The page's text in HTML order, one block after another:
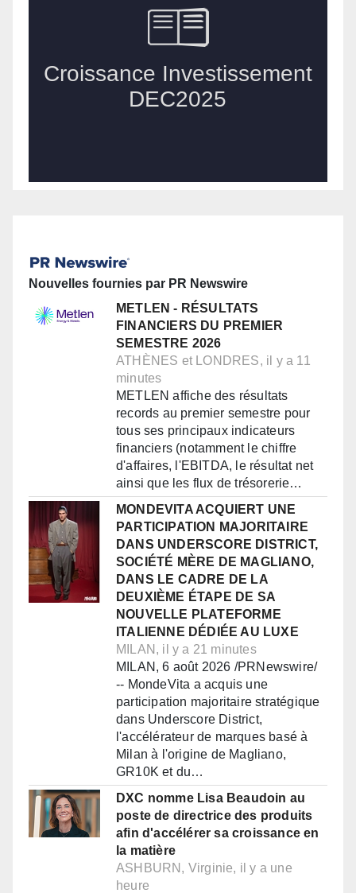
Nouvelles fournies par PR Newswire
METLEN - RÉSULTATS
FINANCIERS DU PREMIER
SEMESTRE 2026
ATHÈNES et LONDRES, il y a 11
minutes
METLEN affiche des résultats
records au premier semestre pour
tous ses principaux indicateurs
financiers (notamment le chiffre
d'affaires, l'EBITDA, le résultat net
ainsi que les flux de trésorerie…
MONDEVITA ACQUIERT UNE
PARTICIPATION MAJORITAIRE
DANS UNDERSCORE DISTRICT,
SOCIÉTÉ MÈRE DE MAGLIANO,
DANS LE CADRE DE LA
DEUXIÈME ÉTAPE DE SA
NOUVELLE PLATEFORME
ITALIENNE DÉDIÉE AU LUXE
MILAN, il y a 21 minutes
MILAN, 6 août 2026 /PRNewswire/
-- MondeVita a acquis une
participation majoritaire stratégique
dans Underscore District,
l'accélérateur de marques basé à
Milan à l'origine de Magliano,
GR10K et du…
DXC nomme Lisa Beaudoin au
poste de directrice des produits
afin d'accélérer sa croissance en
la matière
ASHBURN, Virginie, il y a une
heure